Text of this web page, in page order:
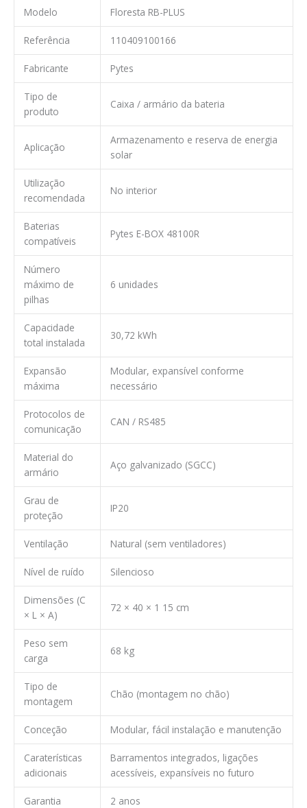
Modelo Floresta RB-PLUS
Referência 110409100166
Fabricante Pytes
Tipo de
produto
Caixa / armário da bateria
Aplicação
Armazenamento e reserva de energia
solar
Utilização
recomendada
No interior
Baterias
compatíveis
Pytes E-BOX 48100R
Número
máximo de
pilhas
6 unidades
Capacidade
total instalada
30,72 kWh
Expansão
máxima
Modular, expansível conforme
necessário
Protocolos de
comunicação
CAN / RS485
Material do
armário
Aço galvanizado (SGCC)
Grau de
proteção
IP20
Ventilação Natural (sem ventiladores)
Nível de ruído Silencioso
Dimensões (C
× L × A)
72 × 40 × 1 15 cm
Peso sem
carga
68 kg
Tipo de
montagem
Chão (montagem no chão)
Conceção Modular, fácil instalação e manutenção
Caraterísticas
adicionais
Barramentos integrados, ligações
acessíveis, expansíveis no futuro
Garantia 2 anos